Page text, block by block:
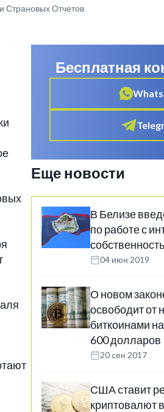
Страновых Отчетов
Бесплатная
Еще новости
В Белизе
по работе с
04 июн 2019
О новом
освободит от
биткоинами
600 долларов
20 сен 2017
США ставит
криптовалют